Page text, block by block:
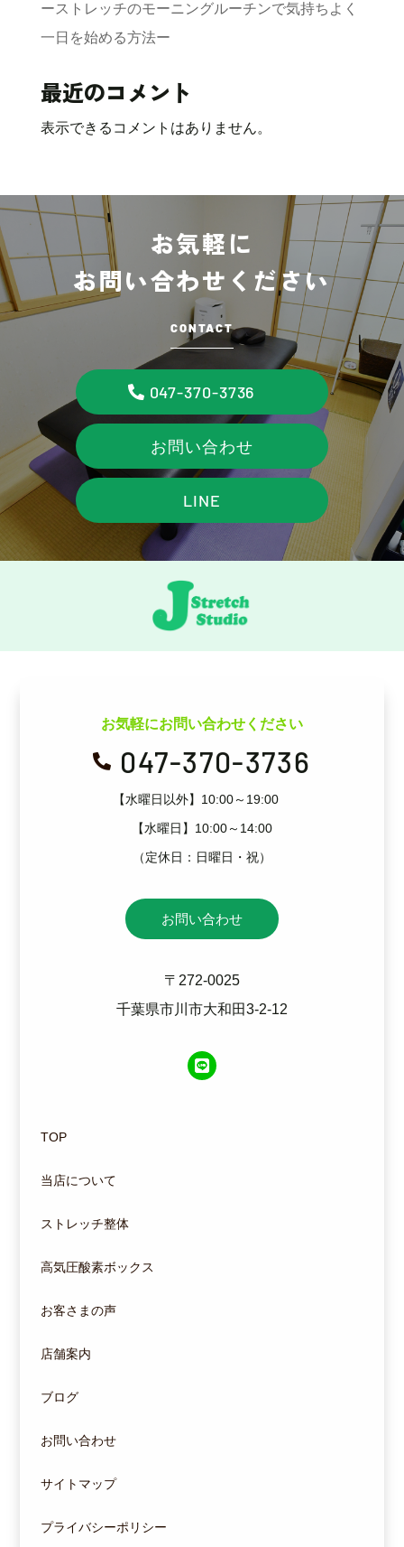
ーストレッチのモーニングルーチンで気持ちよく
一日を始める方法ー
最近のコメント
表示できるコメントはありません。
お気軽に
お問い合わせください
CONTACT
047-370-3736
お問い合わせ
LINE
お気軽にお問い合わせください
 047-370-3736
【水曜日以外】10:00～19:00
【水曜日】10:00～14:00
（定休日：日曜日・祝）
お問い合わせ
〒272-0025
千葉県市川市大和田3-2-12
TOP
当店について
ストレッチ整体
高気圧酸素ボックス
お客さまの声
店舗案内
ブログ
お問い合わせ
サイトマップ
プライバシーポリシー